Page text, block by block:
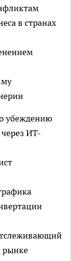
в странах
убеждению
ИТ-
рынке